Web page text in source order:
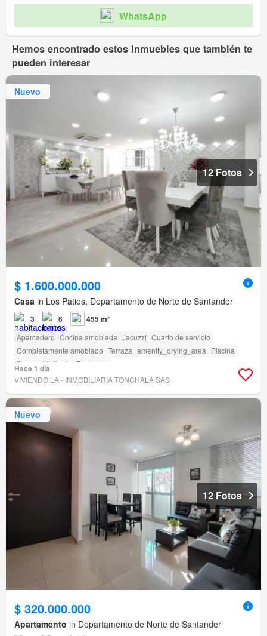
WhatsApp
Hemos encontrado estos inmuebles que también te
pueden interesar
Nuevo
12 Fotos
$ 1.600.000.000
Casa in Los Patios, Departamento de Norte de Santander
3 6 455 m²
Aparcadero Cocina amoblada Jacuzzi Cuarto de servicio
Completamente amoblado Terraza amenity_drying_area Piscina
Sauna
Vigilante Barbecue
Hace 1 día
VIVIENDO.LA - INMOBILIARIA TONCHALA SAS
Nuevo
12 Fotos
$ 320.000.000
Apartamento in Departamento de Norte de Santander